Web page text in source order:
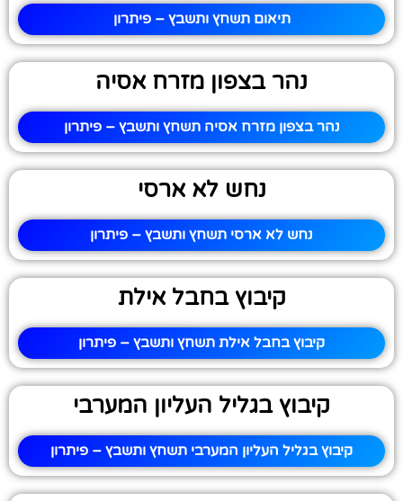
תיאום תשחץ ותשבץ – פיתרון
נהר בצפון מזרח אסיה
נהר בצפון מזרח אסיה תשחץ ותשבץ – פיתרון
נחש לא ארסי
נחש לא ארסי תשחץ ותשבץ – פיתרון
קיבוץ בחבל אילת
קיבוץ בחבל אילת תשחץ ותשבץ – פיתרון
קיבוץ בגליל העליון המערבי
קיבוץ בגליל העליון המערבי תשחץ ותשבץ – פיתרון